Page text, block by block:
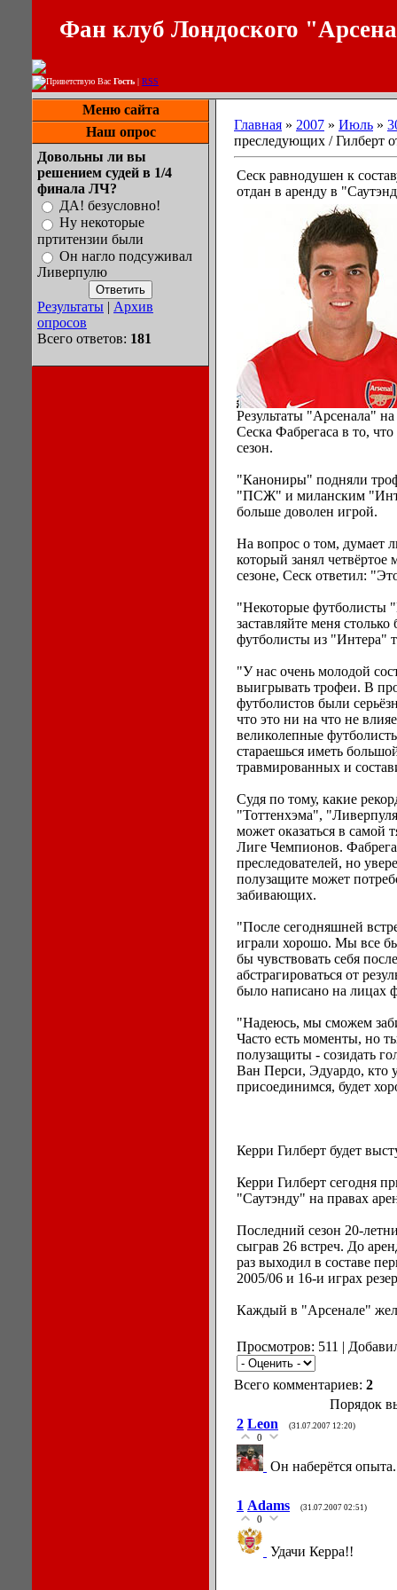
Фан клуб Лондоского
Приветствую Вас Гость | RSS
Меню сайта
Наш опрос
Довольны ли вы
решением судей в 1/4
финала ЛЧ?
ДА! безусловно!
Ну некоторые
пртитензии были
Он нагло подсуживал
Ливерпулю
Результаты | Архив
опросов
Всего ответов: 181
Главная » 2007 » Июль »
преследующих / Гилберт
Сеск равнодушен к
отдан в аренду в
Результаты "Арсенала"
Сеска Фабрегаса в то,
сезон.
"Канониры" подняли
"ПСЖ" и миланским
больше доволен игрой.
На вопрос о том, думает
который занял
сезоне, Сеск ответил:
"Некоторые футболисты
заставляйте меня
футболисты из "Интера"
"У нас очень молодой
выигрывать трофеи. В
футболистов были
что это ни на что не
великолепные
стараешься иметь
травмированных и
Судя по тому, какие
"Тоттенхэма",
может оказаться в самой
Лиге Чемпионов.
преследователей, но
полузащите может
забивающих.
"После сегодняшней
играли хорошо. Мы все
бы чувствовать себя
абстрагироваться от
было написано на лицах
"Надеюсь, мы сможем
Часто есть моменты, но
полузащиты - созидать
Ван Перси, Эдуардо, кто
присоединимся, будет
Керри Гилберт будет
Керри Гилберт сегодня
"Саутэнду" на правах
Последний сезон 20-
сыграв 26 встреч. До
раз выходил в составе
2005/06 и 16-и играх
Каждый в "Арсенале"
Просмотров: 511 |
Всего комментариев: 2
Порядок
2 Leon (31.07.2007 12:20)
0
Он наберётся
1 Adams (31.07.2007 02:51)
0
Удачи Керра!!